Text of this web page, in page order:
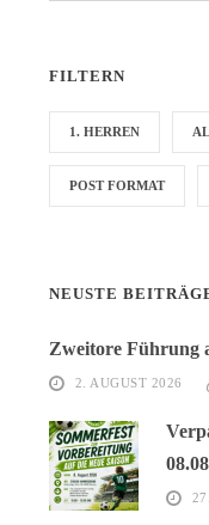
FILTERN
1. HERREN
POST FORMAT
NEUSTE
Zweitore Führung
2. AUGUST 2026